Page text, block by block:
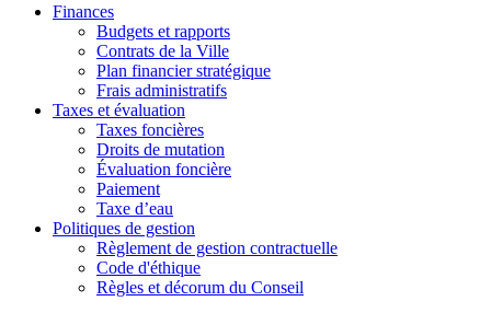
Finances
Budgets et rapports
Contrats de la Ville
Plan financier stratégique
Frais administratifs
Taxes et évaluation
Taxes foncières
Droits de mutation
Évaluation foncière
Paiement
Taxe d’eau
Politiques de gestion
Règlement de gestion contractuelle
Code d'éthique
Règles et décorum du Conseil